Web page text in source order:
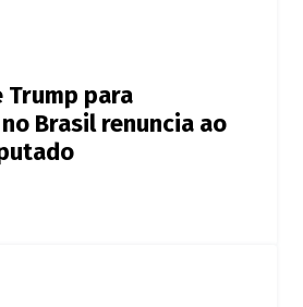
Trump para
Brasil renuncia ao